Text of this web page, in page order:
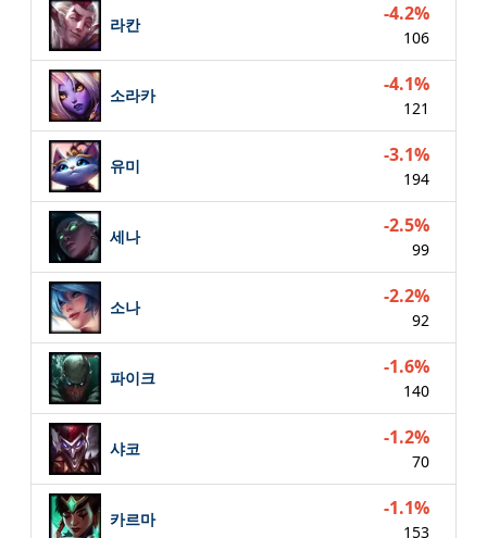
라칸 -4.2%
106
소라카 -4.1%
121
유미 -3.1%
194
세나 -2.5%
99
소나 -2.2%
92
파이크 -1.6%
140
샤코 -1.2%
70
카르마 -1.1%
153